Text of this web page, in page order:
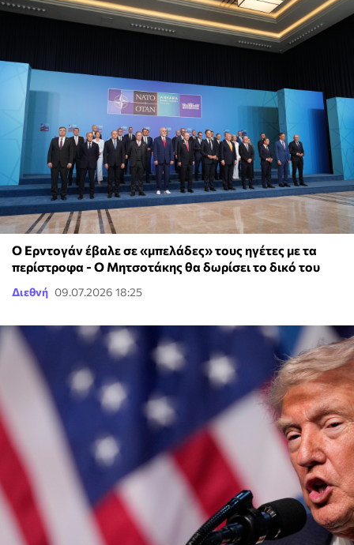
Ο Ερντογάν έβαλε σε «μπελάδες» τους ηγέτες με τα
περίστροφα - Ο Μητσοτάκης θα δωρίσει το δικό του
Διεθνή 09.07.2026 18:25